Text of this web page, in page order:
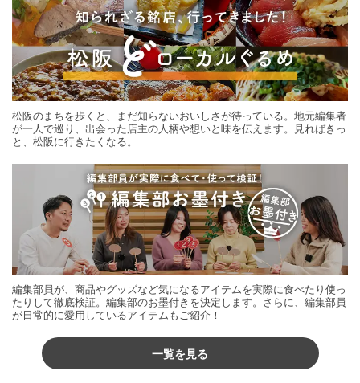
松阪のまちを歩くと、まだ知らないおいしさが待っている。地元編集者
が一人で巡り、出会った店主の人柄や想いと味を伝えます。見ればきっ
と、松阪に行きたくなる。
編集部員が、商品やグッズなど気になるアイテムを実際に食べたり使っ
たりして徹底検証。編集部のお墨付きを決定します。さらに、編集部員
が日常的に愛用しているアイテムもご紹介！
一覧を見る